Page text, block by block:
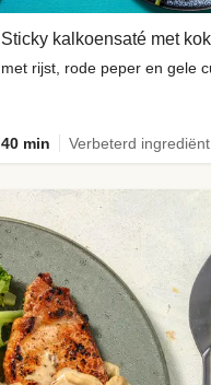
Sticky kalkoensaté met
met rijst, rode peper en gele
40 min Verbeterd ingrediënt